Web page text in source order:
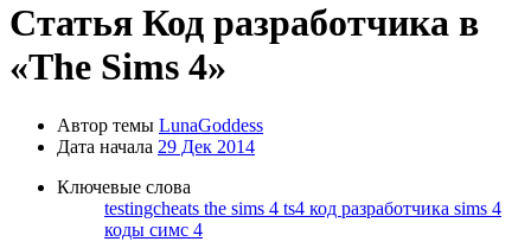
Статья Код разработчика в
«The Sims 4»
Автор темы LunaGoddess
Дата начала 29 Дек 2014
Ключевые слова
testingcheats the sims 4 ts4 код разработчика sims 4
коды симс 4